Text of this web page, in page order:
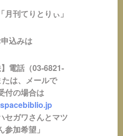
月刊てりとりぃ」
込みは
】電話（03-6821-
は、メールで
付の場合は
セガワさんとマツ
参加希望」